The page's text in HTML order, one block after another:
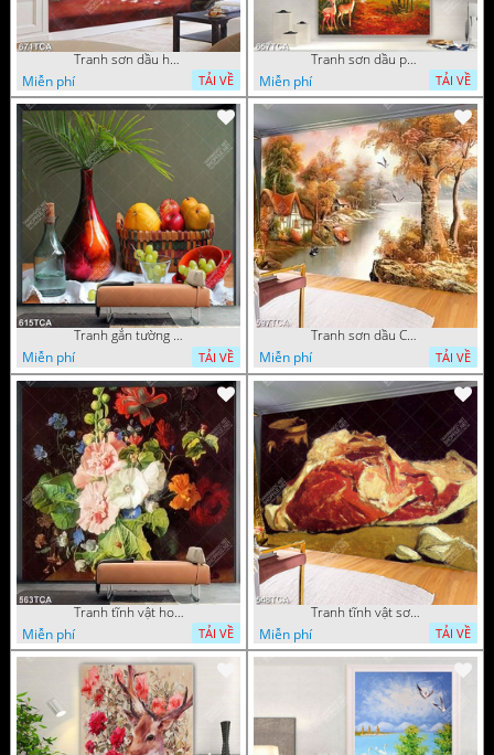
Tranh sơn dầu hoa quả tĩnh vật nghệ thuật gắn tường
Miễn phí
TẢI VỀ
Tranh sơn dầu phong cảnh mùa thu cây lá vàng và nai trang trí tường
Miễn phí
TẢI VỀ
Tranh gắn tường hoa quả nghệ thuật
Miễn phí
TẢI VỀ
Tranh sơn dầu Châu Âu phong cảnh ngôi làng bên dòng sông
Miễn phí
TẢI VỀ
Tranh tĩnh vật hoa quả decor phòng khách in uv
Miễn phí
TẢI VỀ
Tranh tĩnh vật sơn dầu nước ngoài trang trí phòng bếp
Miễn phí
TẢI VỀ